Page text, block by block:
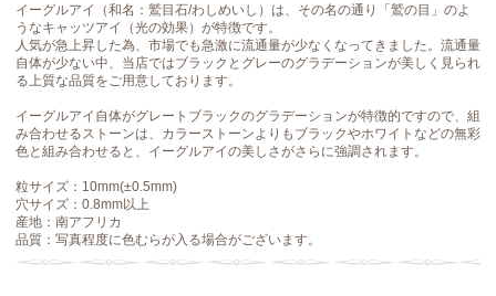
イーグルアイ（和名：鷲目石/わしめいし）は、その名の通り「鷲の目」のよ
うなキャッツアイ（光の効果）が特徴です。
人気が急上昇した為、市場でも急激に流通量が少なくなってきました。流通量
自体が少ない中、当店ではブラックとグレーのグラデーションが美しく見られ
る上質な品質をご用意しております。
イーグルアイ自体がグレートブラックのグラデーションが特徴的ですので、組
み合わせるストーンは、カラーストーンよりもブラックやホワイトなどの無彩
色と組み合わせると、イーグルアイの美しさがさらに強調されます。
粒サイズ：10mm(±0.5mm)
穴サイズ：0.8mm以上
産地：南アフリカ
品質：写真程度に色むらが入る場合がございます。